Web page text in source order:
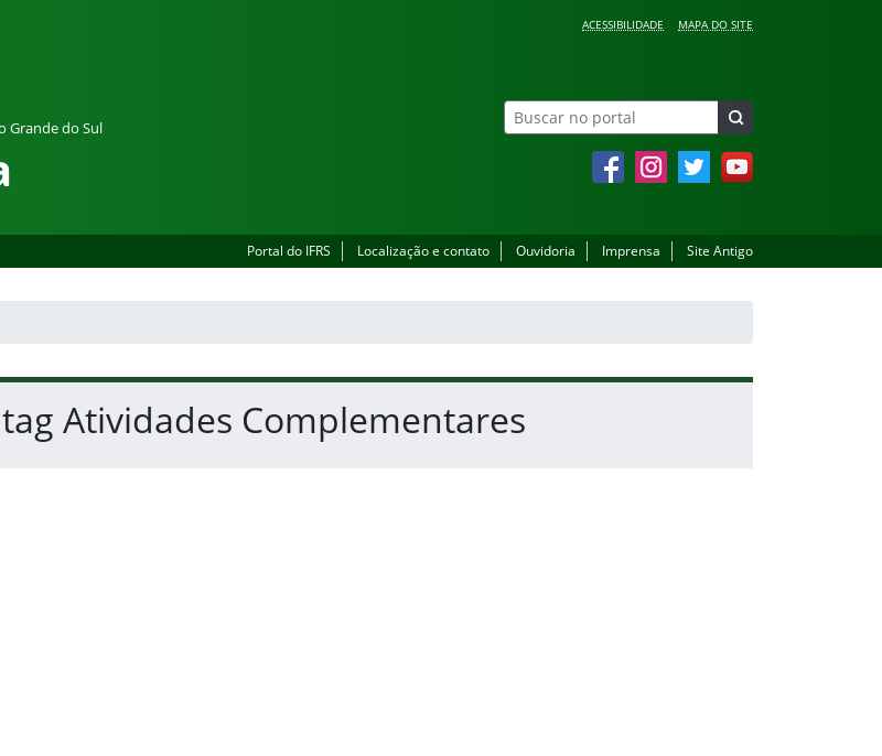
ACESSIBILIDADE MAPA DO SITE
Grande do Sul
FacebookInstagramTwitter YouTube
Portal do IFRS Localização e contato Ouvidoria Imprensa Site Antigo
Atividades Complementares